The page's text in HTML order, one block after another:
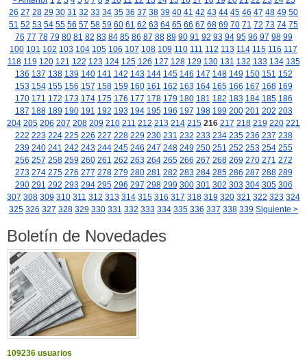
26 27 28 29 30 31 32 33 34 35 36 37 38 39 40 41 42 43 44 45 46 47 48 49 50
51 52 53 54 55 56 57 58 59 60 61 62 63 64 65 66 67 68 69 70 71 72 73 74 75
76 77 78 79 80 81 82 83 84 85 86 87 88 89 90 91 92 93 94 95 96 97 98 99
100 101 102 103 104 105 106 107 108 109 110 111 112 113 114 115 116 117
118 119 120 121 122 123 124 125 126 127 128 129 130 131 132 133 134 135
136 137 138 139 140 141 142 143 144 145 146 147 148 149 150 151 152
153 154 155 156 157 158 159 160 161 162 163 164 165 166 167 168 169
170 171 172 173 174 175 176 177 178 179 180 181 182 183 184 185 186
187 188 189 190 191 192 193 194 195 196 197 198 199 200 201 202 203
204 205 206 207 208 209 210 211 212 213 214 215 216 217 218 219 220 221
222 223 224 225 226 227 228 229 230 231 232 233 234 235 236 237 238
239 240 241 242 243 244 245 246 247 248 249 250 251 252 253 254 255
256 257 258 259 260 261 262 263 264 265 266 267 268 269 270 271 272
273 274 275 276 277 278 279 280 281 282 283 284 285 286 287 288 289
290 291 292 293 294 295 296 297 298 299 300 301 302 303 304 305 306
307 308 309 310 311 312 313 314 315 316 317 318 319 320 321 322 323 324
325 326 327 328 329 330 331 332 333 334 335 336 337 338 339 Siguiente >
Boletín de Novedades
109236 usuarios